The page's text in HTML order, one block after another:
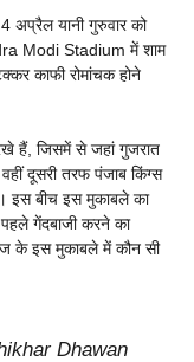
यानी गुरुवार को
Modi Stadium में शाम
काफी रोमांचक होने
हैं, जिसमें से जहां गुजरात
दूसरी तरफ पंजाब किंग्स
इस बीच इस मुकाबले का
गेंदबाजी करने का
के इस मुकाबले में कौन सी
Dhawan